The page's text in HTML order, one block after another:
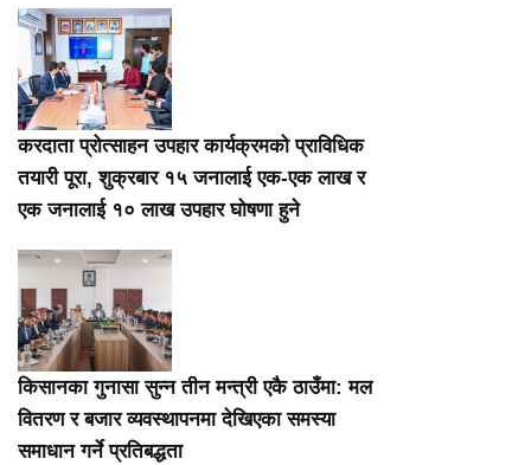
करदाता प्रोत्साहन उपहार कार्यक्रमको प्राविधिक
तयारी पूरा, शुक्रबार १५ जनालाई एक-एक लाख र
एक जनालाई १० लाख उपहार घोषणा हुने
किसानका गुनासा सुन्न तीन मन्त्री एकै ठाउँमा: मल
वितरण र बजार व्यवस्थापनमा देखिएका समस्या
समाधान गर्ने प्रतिबद्धता